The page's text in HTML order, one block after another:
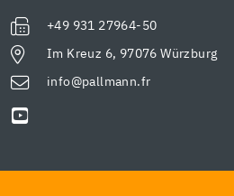
+49 931 27964-50
Im Kreuz 6, 97076 Würzburg
info@pallmann.fr